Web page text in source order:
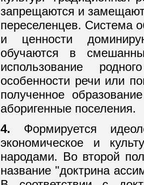
запрещаются и
переселенцев. Система
и ценности
обучаются в
использование
особенности речи или
полученное
аборигенные поселения.
4. Формируется
экономическое и
народами. Во второй
название "доктрина